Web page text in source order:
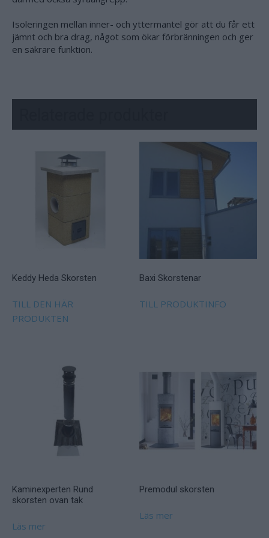
Isoleringen mellan inner- och yttermantel gör att du får ett
jämnt och bra drag, något som ökar förbränningen och ger
en säkrare funktion.
Keddy Heda Skorsten
TILL DEN HÄR
PRODUKTEN
Baxi Skorstenar
TILL PRODUKTINFO
Kaminexperten Rund
skorsten ovan tak
Läs mer
Premodul skorsten
Läs mer